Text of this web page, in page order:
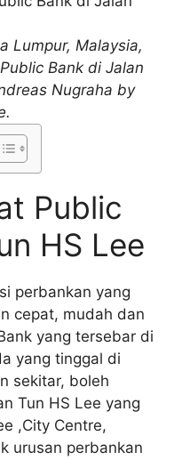
Lumpur, Malaysia,
Bank di Jalan
Nugraha by
Public
HS Lee
perbankan yang
cepat, mudah dan
yang tersebar di
yang tinggal di
sekitar, boleh
Tun HS Lee yang
,City Centre,
urusan perbankan